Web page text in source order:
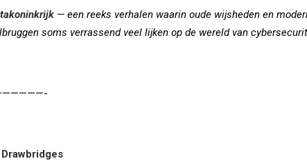
— een reeks verhalen waarin oude wijsheden en
soms verrassend veel lijken op de wereld van